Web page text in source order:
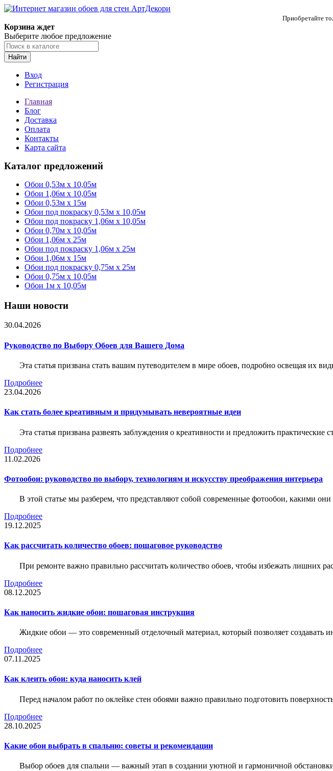
Приобретайте
Корзина ждет
Выберите любое предложение
Найти
Вход
Регистрация
Главная
Блог
Доставка
Оплата
Контакты
Карта сайта
Каталог предложений
Обои 0,53м x 10,05м
Обои 1,06м х 10,05м
Обои 0,53м x 15м
Обои под покраску 0,53м x 10,05м
Обои под покраску 1,06м х 10,05м
Обои 0,70м x 10,05м
Обои 1,06м x 25м
Обои под покраску 1,06м x 25м
Обои 1,06м x 15м
Обои под покраску 0,75м x 25м
Обои 0,75м x 10,05м
Обои 1м х 10,05м
Наши новости
30.04.2026
Руководство по Выбору Обоев для Вашего Дома
Эта статья призвана стать вашим путеводителем в мире обоев, подробно освещая их
Подробнее
23.04.2026
Как стать более креативным и придумывать невероятные идеи
Эта статья призвана развеять заблуждения о креативности и предложить
Подробнее
11.02.2026
Фотообои: руководство по выбору, технологиям и искусству преображения интерьера
В этой статье мы разберем, что представляют собой современные фотообои, какими
Подробнее
19.12.2025
Как рассчитать количество обоев: пошаговое руководство
При ремонте важно правильно рассчитать количество обоев, чтобы избежать лишних
Подробнее
08.12.2025
Как наносить жидкие обои: пошаговая инструкция
Жидкие обои — это современный отделочный материал, который позволяет создавать
Подробнее
07.11.2025
Как клеить обои: куда наносить клей
Перед началом работ по оклейке стен обоями важно правильно подготовить
Подробнее
28.10.2025
Какие обои выбрать в спальню: советы и рекомендации
Выбор обоев для спальни — важный этап в создании уютной и гармоничной